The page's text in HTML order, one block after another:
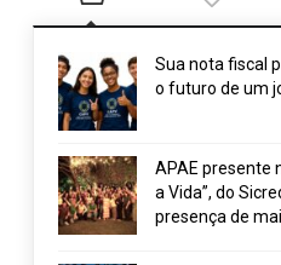
Sua nota fiscal
o futuro de um
APAE presente
a Vida”, do
presença de